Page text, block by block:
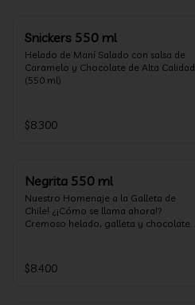
Snickers 550 ml
Helado de Maní Salado con salsa de
Caramelo y Chocolate de Alta Calidad.
(550 ml)
$8.300
Negrita 550 ml
Nuestro Homenaje a la Galleta de
Chile! ¿¡Cómo se llama ahora!?
Cremoso helado, galleta y chocolate.
$8.400